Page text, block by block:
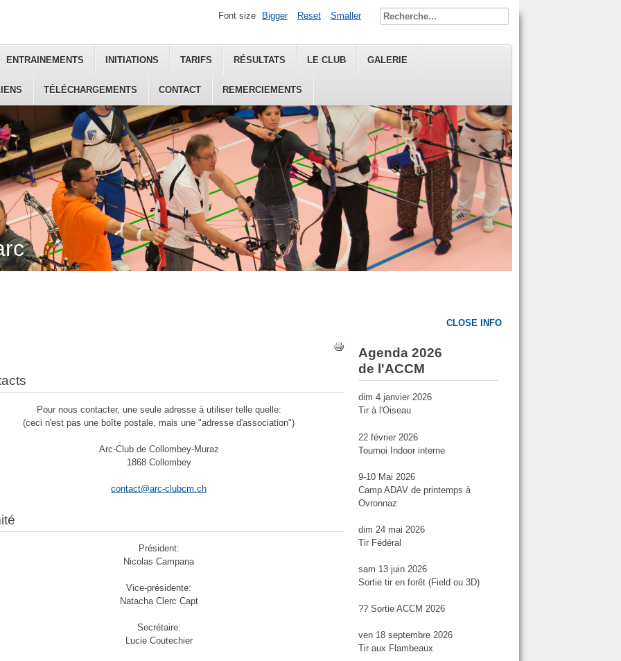
ENTRAINEMENTS INITIATIONS TARIFS RÉSULTATS LE CLUB GALERIE
TÉLÉCHARGEMENTS CONTACT REMERCIEMENTS
Font size Bigger Reset Smaller
Pour nous contacter, une seule adresse à utiliser telle quelle:
(ceci n'est pas une boîte postale, mais une "adresse d'association")
Arc-Club de Collombey-Muraz
1868 Collombey
contact@arc-clubcm.ch
Président:
Nicolas Campana
Vice-présidente:
Natacha Clerc Capt
Secrétaire:
Lucie Coutechier
CLOSE INFO
Agenda 2026
de l'ACCM
dim 4 janvier 2026
Tir à l'Oiseau
22 février 2026
Tournoi Indoor interne
9-10 Mai 2026
Camp ADAV de printemps à
Ovronnaz
dim 24 mai 2026
Tir Fédéral
sam 13 juin 2026
Sortie tir en forêt (Field ou 3D)
?? Sortie ACCM 2026
ven 18 septembre 2026
Tir aux Flambeaux